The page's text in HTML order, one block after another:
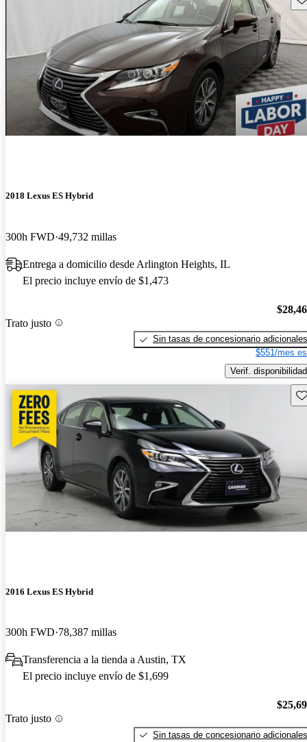
2018 Lexus ES Hybrid
300h FWD 49,732 millas
Entrega a domicilio desde Arlington Heights, IL
El precio incluye envío de $1,473
Trato justo
Sin tasas de concesionario adicionales
$551/mes
Verif. disponibilidad
2016 Lexus ES Hybrid
300h FWD 78,387 millas
Transferencia a la tienda a Austin, TX
El precio incluye envío de $1,699
Trato justo
Sin tasas de concesionario adicionales